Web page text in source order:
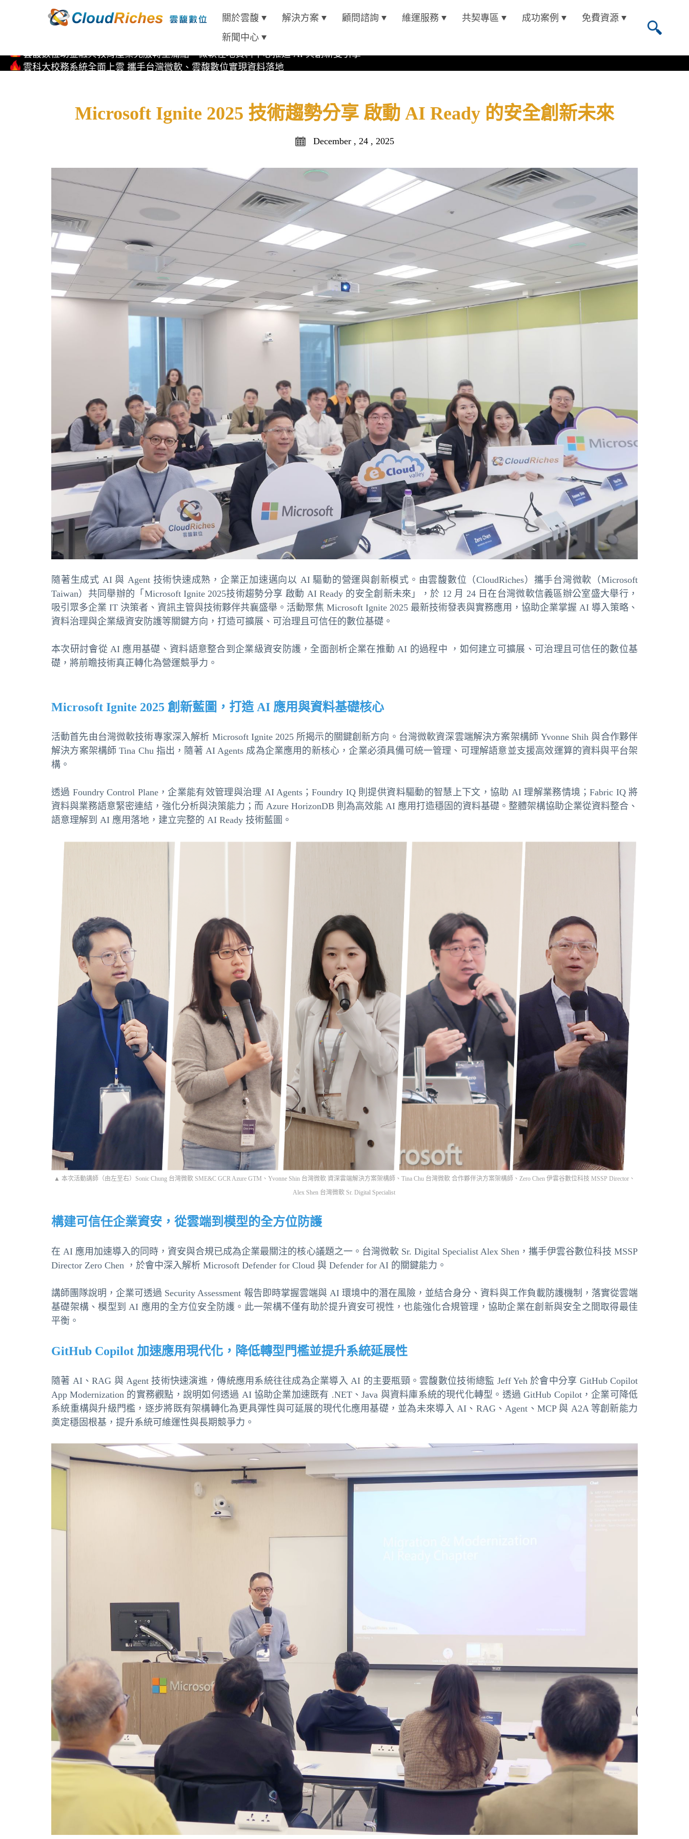
關於雲馥 解決方案 顧問諮詢 維運服務 共契專區 成功案例
免費資源
新聞中心
國內企業先驅！雲馥數位率先取得Kubernetes on Microsoft Azure 認證
雲馥數位助金融與教育產業克服轉型痛點，微軟在地資料中心推進 AI 與創新雙引擎
直擊 Microsoft AI Tour 全球巡迴 台北站 首次亮相EP4 AI 平台
Microsoft Ignite 2025 技術趨勢分享 啟動 AI Ready 的安全創新未來
December , 24 , 2025
隨著生成式 AI 與 Agent 技術快速成熟，企業正加速邁向以 AI 驅動的營運與創新模式。由雲馥數位（CloudRiches）攜手台灣微軟（Microsoft
Taiwan）共同舉辦的「Microsoft Ignite 2025技術趨勢分享 啟動 AI Ready 的安全創新未來」，於 12 月 24 日在台灣微軟信義區辦公室盛大舉行，
吸引眾多企業 IT 決策者、資訊主管與技術夥伴共襄盛舉。活動聚焦 Microsoft Ignite 2025 最新技術發表與實務應用，協助企業掌握 AI 導入策略、
資料治理與企業級資安防護等關鍵方向，打造可擴展、可治理且可信任的數位基礎。
本次研討會從 AI 應用基礎、資料語意整合到企業級資安防護，全面剖析企業在推動 AI 的過程中 ，如何建立可擴展、可治理且可信任的數位基
礎，將前瞻技術真正轉化為營運競爭力。
Microsoft Ignite 2025 創新藍圖，打造 AI 應用與資料基礎核心
活動首先由台灣微軟技術專家深入解析 Microsoft Ignite 2025 所揭示的關鍵創新方向。台灣微軟資深雲端解決方案架構師 Yvonne Shih 與合作夥伴
解決方案架構師 Tina Chu 指出，隨著 AI Agents 成為企業應用的新核心，企業必須具備可統一管理、可理解語意並支援高效運算的資料與平台架
構。
透過 Foundry Control Plane，企業能有效管理與治理 AI Agents；Foundry IQ 則提供資料驅動的智慧上下文，協助 AI 理解業務情境；Fabric IQ 將
資料與業務語意緊密連結，強化分析與決策能力；而 Azure HorizonDB 則為高效能 AI 應用打造穩固的資料基礎。整體架構協助企業從資料整合、
語意理解到 AI 應用落地，建立完整的 AI Ready 技術藍圖。
▲ 本次活動講師（由左至右）Sonic Chung 台灣微軟 SME&C GCR Azure GTM、Yvonne Shin 台灣微軟 資深雲端解決方案架構師、Tina Chu 台灣微軟 合作夥伴決方案架構師、Zero Chen 伊雲谷數位科技 MSSP Director、
Alex Shen 台灣微軟 Sr. Digital Specialist
構建可信任企業資安，從雲端到模型的全方位防護
在 AI 應用加速導入的同時，資安與合規已成為企業最關注的核心議題之一。台灣微軟 Sr. Digital Specialist Alex Shen，攜手伊雲谷數位科技 MSSP
Director Zero Chen ，於會中深入解析 Microsoft Defender for Cloud 與 Defender for AI 的關鍵能力。
講師團隊說明，企業可透過 Security Assessment 報告即時掌握雲端與 AI 環境中的潛在風險，並結合身分、資料與工作負載防護機制，落實從雲端
基礎架構、模型到 AI 應用的全方位安全防護。此一架構不僅有助於提升資安可視性，也能強化合規管理，協助企業在創新與安全之間取得最佳
平衡。
GitHub Copilot 加速應用現代化，降低轉型門檻並提升系統延展性
隨著 AI、RAG 與 Agent 技術快速演進，傳統應用系統往往成為企業導入 AI 的主要瓶頸。雲馥數位技術總監 Jeff Yeh 於會中分享 GitHub Copilot
App Modernization 的實務觀點，說明如何透過 AI 協助企業加速既有 .NET、Java 與資料庫系統的現代化轉型。透過 GitHub Copilot，企業可降低
系統重構與升級門檻，逐步將既有架構轉化為更具彈性與可延展的現代化應用基礎，並為未來導入 AI、RAG、Agent、MCP 與 A2A 等創新能力
奠定穩固根基，提升系統可維運性與長期競爭力。